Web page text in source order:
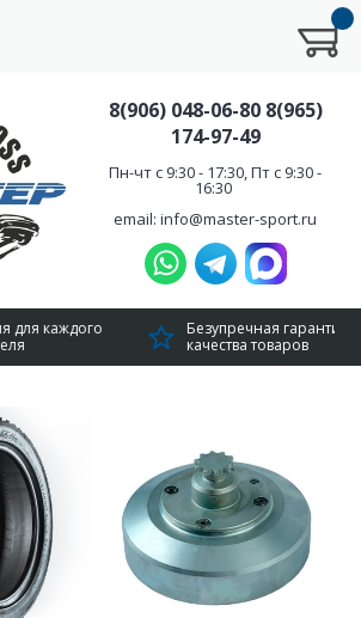
8(906) 048-06-80 8(965)
174-97-49
Пн-чт с 9:30 - 17:30, Пт с 9:30 -
16:30
email: info@master-sport.ru
Безупречная гарантия
качества товаров